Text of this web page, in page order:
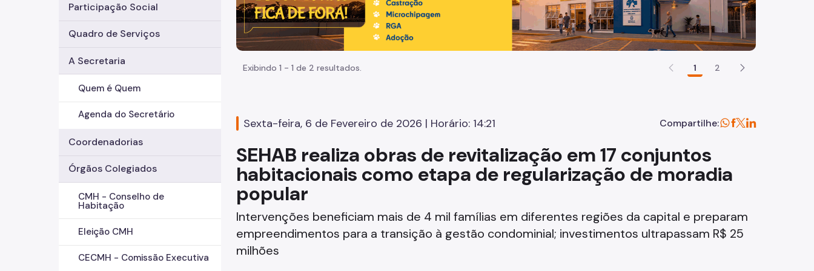
Participação Social
Quadro de Serviços
A Secretaria
Quem é Quem
Agenda do Secretário
Coordenadorias
Órgãos Colegiados
CMH - Conselho de
Habitação
Eleição CMH
CECMH - Comissão Executiva
Exibindo 1 - 1 de 2 resultados. 1 2
Sexta-feira, 6 de Fevereiro de 2026 | Horário: 14:21 Compartilhe:
SEHAB realiza obras de revitalização em 17 conjuntos
habitacionais como etapa de regularização de moradia
popular
Intervenções beneficiam mais de 4 mil famílias em diferentes regiões da capital e preparam
empreendimentos para a transição à gestão condominial; investimentos ultrapassam R$ 25
milhões